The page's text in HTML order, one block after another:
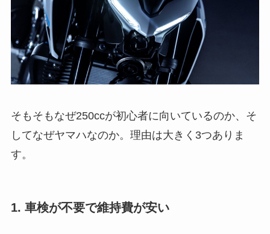
そもそもなぜ250ccが初心者に向いているのか、そ
してなぜヤマハなのか。理由は大きく3つありま
す。
1. 車検が不要で維持費が安い